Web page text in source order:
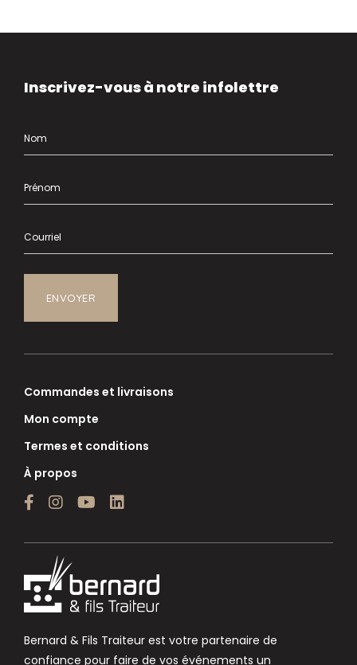
Bernard & Fils Traiteur est votre partenaire de
confiance pour faire de vos événements un
Commandes et livraisons
Mon compte
Termes et conditions
À propos
Inscrivez-vous à notre infolettre